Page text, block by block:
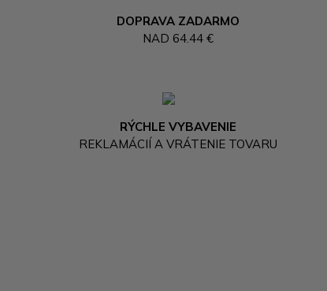
DOPRAVA ZADARMO
NAD 64.44 €
RÝCHLE VYBAVENIE
REKLAMÁCIÍ A VRÁTENIE TOVARU